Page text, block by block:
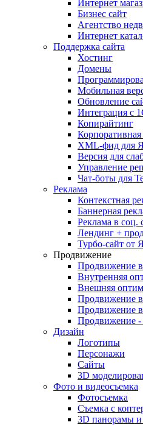
Интернет
Бизнес сайт
Агентство
Интернет
Поддержка сайта
Хостинг
Домены
Мобильная
Обновление
Интеграция с
Копирайтинг
Корпоративная
XML-фид для
Версия для
Управление
Чат-боты для
Реклама
Контекстная
Баннерная
Реклама в соц.
Лендинг +
Турбо-сайт от
Продвижение
Продвижение
Внутренняя
Внешняя
Продвижение в
Продвижение
Продвижение -
Дизайн
Логотипы
Персонажи
Сайты
3D
Фото и видеосъемка
Фотосъемка
Съемка с
3D панорамы